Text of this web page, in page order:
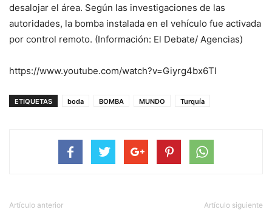
desalojar el área. Según las investigaciones de las
autoridades, la bomba instalada en el vehículo fue activada
por control remoto. (Información: El Debate/ Agencias)
https://www.youtube.com/watch?v=Giyrg4bx6TI
ETIQUETAS boda BOMBA MUNDO Turquía
Artículo anterior Artículo siguiente